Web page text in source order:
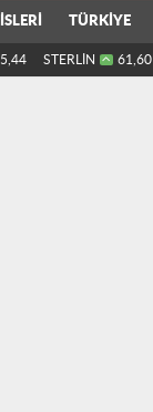
TÜRKİYE
STERLİN 61,60